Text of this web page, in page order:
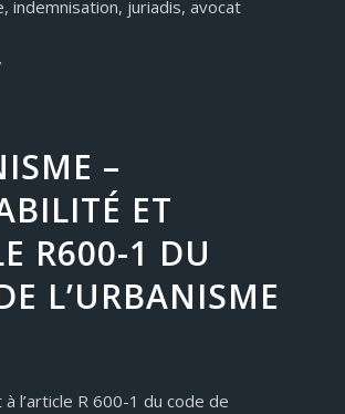
indemnisation, juriadis, avocat
–
ET
R600-1 DU
L’URBANISME
l’article R 600-1 du code de